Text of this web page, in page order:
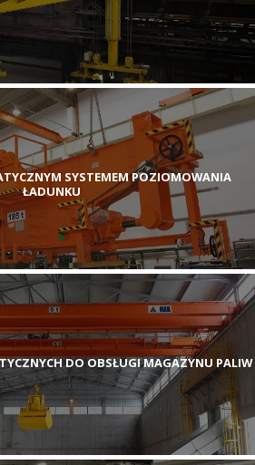
SYSTEMEM POZIOMOWANIA
ŁADUNKU
DO OBSŁUGI MAGAZYNU PALIW